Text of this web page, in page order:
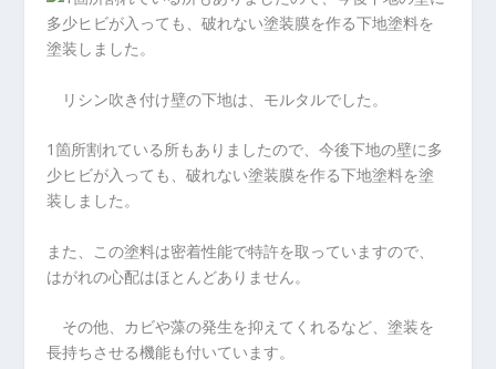
リシン吹き付け壁の下地は、モルタルでした。
1箇所割れている所もありましたので、今後下地の壁に多
少ヒビが入っても、破れない塗装膜を作る下地塗料を塗
装しました。
また、この塗料は密着性能で特許を取っていますので、
はがれの心配はほとんどありません。
その他、カビや藻の発生を抑えてくれるなど、塗装を
長持ちさせる機能も付いています。